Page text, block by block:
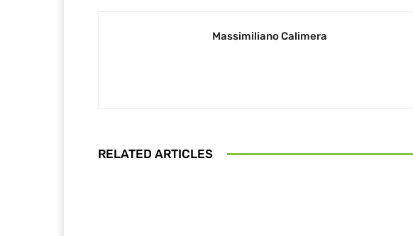
Massimiliano Calimera
RELATED ARTICLES